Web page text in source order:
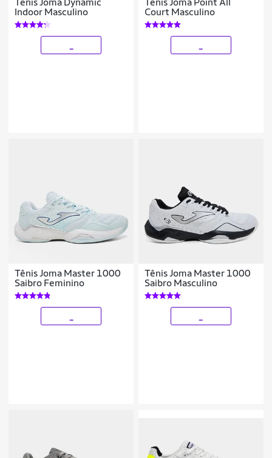
Indoor Masculino
Court Masculino
Tênis Joma Master 1000
Saibro Feminino
Tênis Joma Master 1000
Saibro Masculino